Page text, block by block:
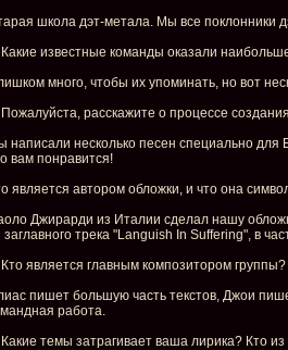
школа дэт-метала. Мы все поклонники
известные команды оказали
много, чтобы их упоминать, но вот
расскажите о процессе
написали несколько песен специально
вам понравится!
является автором обложки, и что она
Джирарди из Италии сделал нашу
заглавного трека "Languish In Suffering", в
является главным композитором группы?
пишет большую часть текстов, Джои
работа.
темы затрагивает ваша лирика? Кто